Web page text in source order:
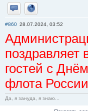
Отправить личное
Сайт
#860 28.07.2024, 03:52
поздравляет
гостей с
флота
Да, я зануда, я знаю...